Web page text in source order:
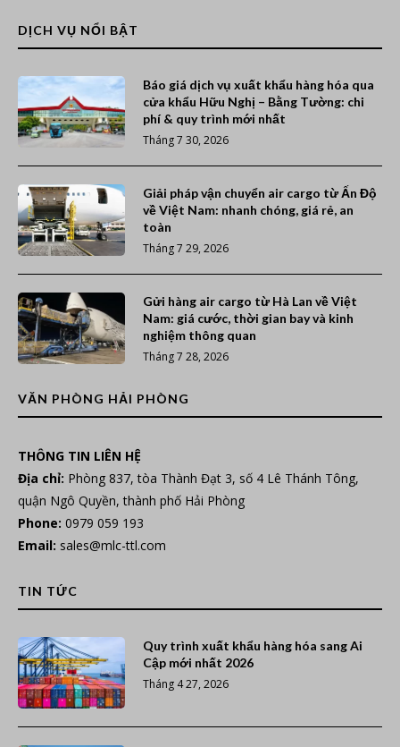
DỊCH VỤ NỔI BẬT
Báo giá dịch vụ xuất khẩu hàng hóa qua
cửa khẩu Hữu Nghị – Bằng Tường: chi
phí & quy trình mới nhất
Tháng 7 30, 2026
Giải pháp vận chuyển air cargo từ Ấn Độ
về Việt Nam: nhanh chóng, giá rẻ, an
toàn
Tháng 7 29, 2026
Gửi hàng air cargo từ Hà Lan về Việt
Nam: giá cước, thời gian bay và kinh
nghiệm thông quan
Tháng 7 28, 2026
VĂN PHÒNG HẢI PHÒNG
THÔNG TIN LIÊN HỆ
Địa chỉ: Phòng 837, tòa Thành Đạt 3, số 4 Lê Thánh Tông,
quận Ngô Quyền, thành phố Hải Phòng
Phone: 0979 059 193
Email: sales@mlc-ttl.com
TIN TỨC
Quy trình xuất khẩu hàng hóa sang Ai
Cập mới nhất 2026
Tháng 4 27, 2026